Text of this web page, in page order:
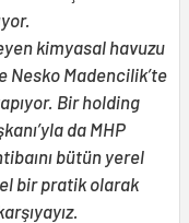
kimyasal havuzu
Nesko Madencilik’te
Bir holding
da MHP
bütün yerel
bir pratik olarak